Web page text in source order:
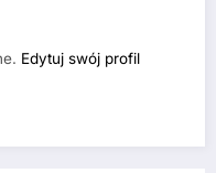
Edytuj swój profil